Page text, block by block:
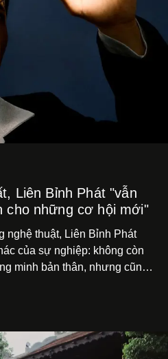
Liên Bỉnh Phát "vẫn
cho những cơ hội mới"
nghệ thuật, Liên Bỉnh Phát
của sự nghiệp: không còn
minh bản thân, nhưng cũng
2026 đến hành trình trở lại
hơn. Anh tiếp tục học hỏi, trau
đủ sức đưa mình đến